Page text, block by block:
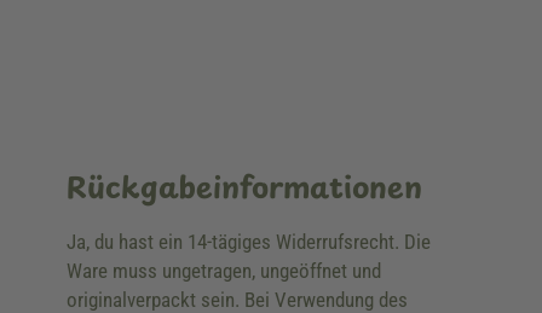
Rückgabeinformationen
Ja, du hast ein 14-tägiges Widerrufsrecht. Die
Ware muss ungetragen, ungeöffnet und
originalverpackt sein. Bei Verwendung des